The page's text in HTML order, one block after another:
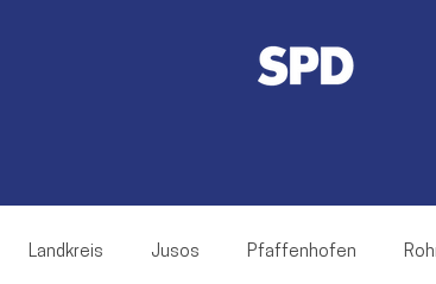
Landkreis Jusos Pfaffenhofen